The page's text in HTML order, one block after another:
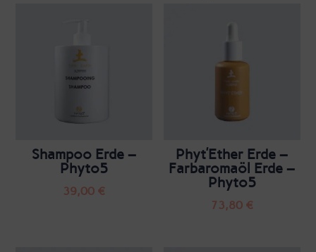
Shampoo Erde –
Phyto5
39,00 €
Phyt’Ether Erde –
Farbaromaöl Erde –
Phyto5
73,80 €